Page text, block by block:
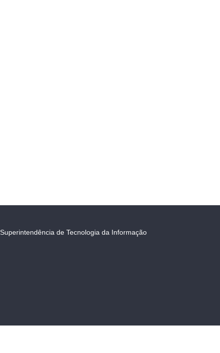
Superintendência de Tecnologia da Informação